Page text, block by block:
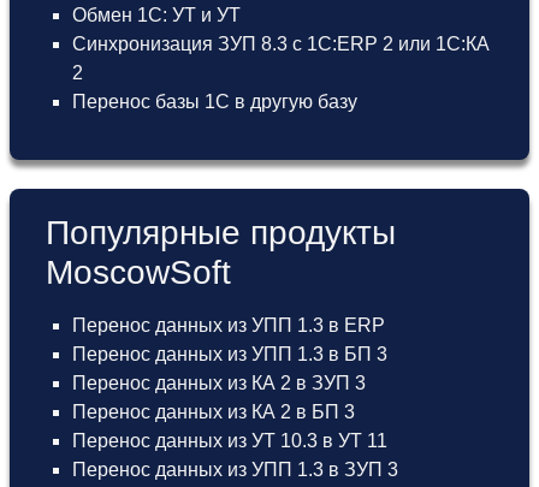
Обмен 1С: УТ и УТ
Синхронизация ЗУП 8.3 с 1С:ERP 2 или 1С:КА
2
Перенос базы 1С в другую базу
Популярные продукты
MoscowSoft
Перенос данных из УПП 1.3 в ERP
Перенос данных из УПП 1.3 в БП 3
Перенос данных из КА 2 в ЗУП 3
Перенос данных из КА 2 в БП 3
Перенос данных из УТ 10.3 в УТ 11
Перенос данных из УПП 1.3 в ЗУП 3